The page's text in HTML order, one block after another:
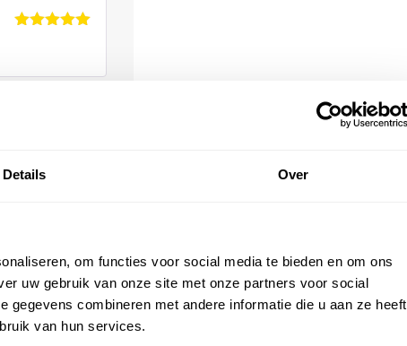
Details Over
om functies voor social media te bieden en om ons
uw gebruik van onze site met onze partners voor social
gegevens combineren met andere informatie die u aan ze heeft
van hun services.
tevreden
Gewaardeerd